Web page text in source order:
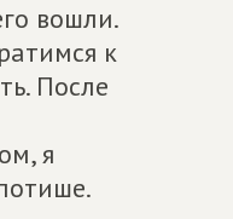
вошли.
к
После
я